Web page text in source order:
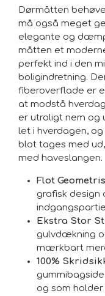
Dørmåtten
må også meget
elegante og
måtten et
perfekt ind i den
boligindretning.
fiberoverflade er
at modstå
er utroligt nem og
let i hverdagen,
blot tages med
med haveslangen.
Flot
grafisk design
Ekstra Stor
gulvdækning
mærkbart
100%
og som